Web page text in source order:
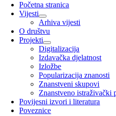
Početna stranica
Vijesti
Arhiva vijesti
O društvu
Projekti
Digitalizacija
Izdavačka djelatnost
Izložbe
Popularizacija znanosti
Znanstveni skupovi
Znanstveno istraživački
Povijesni izvori i literatura
Poveznice